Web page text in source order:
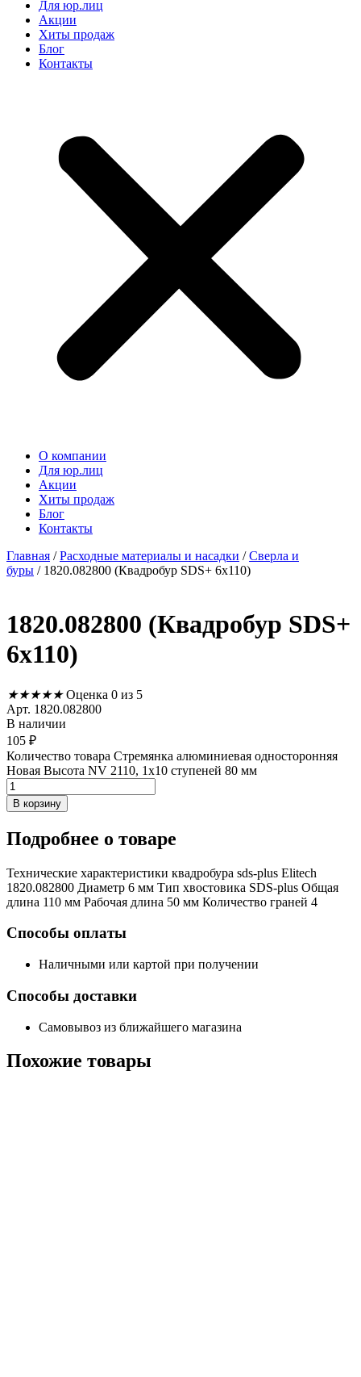
Для юр.лиц
Акции
Хиты продаж
Блог
Контакты
О компании
Для юр.лиц
Акции
Хиты продаж
Блог
Контакты
Главная /Расходные материалы и насадки /Сверла и
буры / 1820.082800 (Квадробур SDS+ 6х110)
1820.082800 (Квадробур SDS+
6х110)
★★★★★ Оценка 0 из 5
Арт. 1820.082800
В наличии
105 ₽
Количество товара Стремянка алюминиевая односторонняя
Новая Высота NV 2110, 1х10 ступеней 80 мм
В корзину
Подробнее о товаре
Технические характеристики квадробура sds-plus Elitech
1820.082800 Диаметр 6 мм Тип хвостовика SDS-plus Общая
длина 110 мм Рабочая длина 50 мм Количество граней 4
Способы оплаты
Наличными или картой при получении
Способы доставки
Самовывоз из ближайшего магазина
Похожие товары